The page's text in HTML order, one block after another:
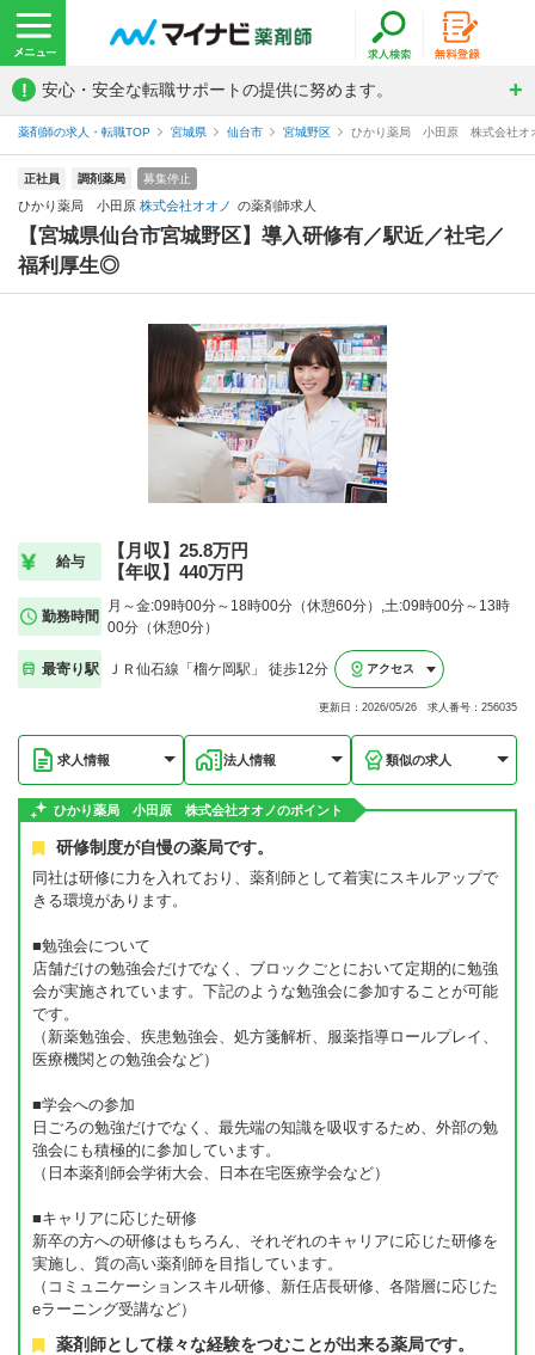
! 安心・安全な転職サポートの提供に努めます。
薬剤師の求人・転職TOP 宮城県 仙台市 宮城野区 ひかり薬局 小田原 株式会社オ
正社員 調剤薬局 募集停止
ひかり薬局 小田原 株式会社オオノ の薬剤師求人
【宮城県仙台市宮城野区】導入研修有／駅近／社宅／
福利厚生◎
給与
【月収】25.8万円
【年収】440万円
勤務時間
月～金:09時00分～18時00分（休憩60分）,土:09時00分～13時
00分（休憩0分）
最寄り駅 ＪＲ仙石線「榴ケ岡駅」 徒歩12分 アクセス
更新日：2026/05/26 求人番号：256035
求人情報 法人情報 類似の求人
ひかり薬局 小田原 株式会社オオノのポイント
研修制度が自慢の薬局です。
同社は研修に力を入れており、薬剤師として着実にスキルアップで
きる環境があります。
■勉強会について
店舗だけの勉強会だけでなく、ブロックごとにおいて定期的に勉強
会が実施されています。下記のような勉強会に参加することが可能
です。
（新薬勉強会、疾患勉強会、処方箋解析、服薬指導ロールプレイ、
医療機関との勉強会など）
■学会への参加
日ごろの勉強だけでなく、最先端の知識を吸収するため、外部の勉
強会にも積極的に参加しています。
（日本薬剤師会学術大会、日本在宅医療学会など）
■キャリアに応じた研修
新卒の方への研修はもちろん、それぞれのキャリアに応じた研修を
実施し、質の高い薬剤師を目指しています。
（コミュニケーションスキル研修、新任店長研修、各階層に応じた
eラーニング受講など）
薬剤師として様々な経験をつむことが出来る薬局です。